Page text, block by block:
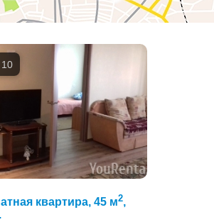
квартира, 45 м2,